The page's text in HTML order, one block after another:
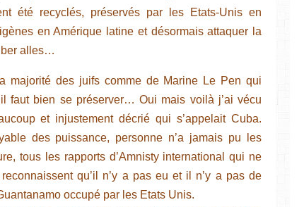
été recyclés, préservés par les Etats-Unis en
en Amérique latine et désormais attaquer la
alles…
majorité des juifs comme de Marine Le Pen qui
faut bien se préserver… Oui mais voilà j’ai vécu
et injustement décrié qui s’appelait Cuba.
des puissance, personne n’a jamais pu les
tous les rapports d’Amnisty international qui ne
qu’il n’y a pas eu et il n’y a pas de
occupé par les Etats Unis.